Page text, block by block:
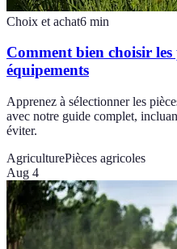
Choix et achat6 min
Comment bien choisir les
équipements
Apprenez à sélectionner les
avec notre guide complet,
éviter.
AgriculturePièces agricoles
Aug 4